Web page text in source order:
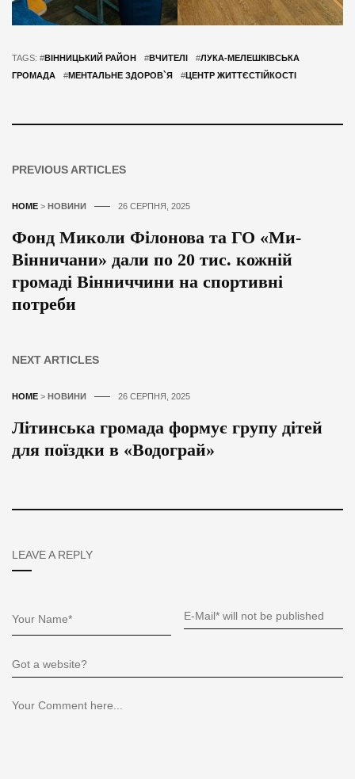
TAGS: #ВІННИЦЬКИЙ РАЙОН #ВЧИТЕЛІ #ЛУКА-МЕЛЕШКІВСЬКА
ГРОМАДА
#МЕНТАЛЬНЕ ЗДОРОВ`Я #ЦЕНТР ЖИТТЄСТІЙКОСТІ
PREVIOUS ARTICLES
HOME > НОВИНИ 26 СЕРПНЯ, 2025
Фонд Миколи Філонова та ГО «Ми-
Вінничани» дали по 20 тис. кожній
громаді Вінниччини на спортивні
потреби
NEXT ARTICLES
HOME > НОВИНИ 26 СЕРПНЯ, 2025
Літинська громада формує групу дітей
для поїздки в «Водограй»
LEAVE A REPLY